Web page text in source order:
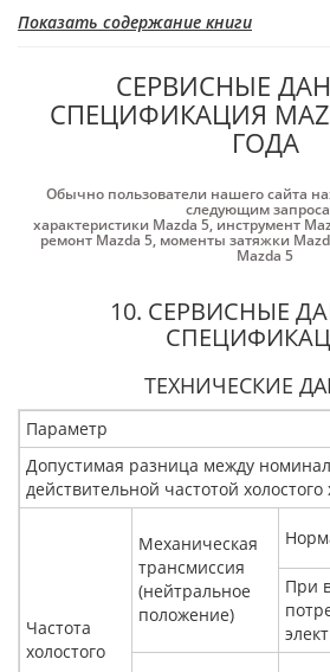
Показать содержание книги
СЕРВИСНЫЕ
СПЕЦИФИКАЦИЯ
ГОДА
Обычно пользователи нашего сайта
следующим
характеристики Mazda 5, инструмент
ремонт Mazda 5, моменты затяжки
Mazda 5
10. СЕРВИСНЫЕ
ТЕХНИЧЕСКИЕ
Параметр
Допустимая разница между
действительной частотой холостого
Частота
холостого
Механическая
трансмиссия
(нейтральное
положение)
При